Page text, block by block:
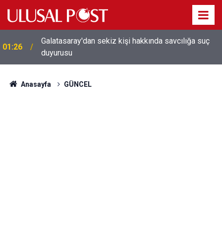
01:26
Galatasaray'dan sekiz kişi hakkında savcılığa suç
duyurusu
Anasayfa GÜNCEL